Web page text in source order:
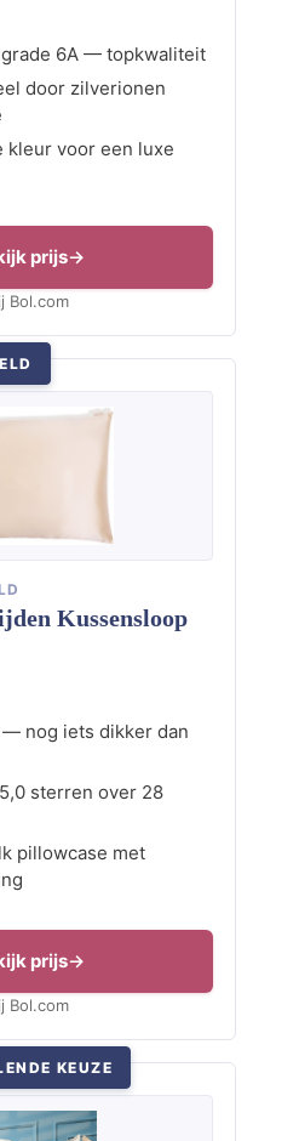
grade 6A — topkwaliteit
door zilverionen
kleur voor een luxe
prijs
Bol.com
Kussensloop
nog iets dikker dan
sterren over 28
pillowcase met
prijs
Bol.com
KEUZE